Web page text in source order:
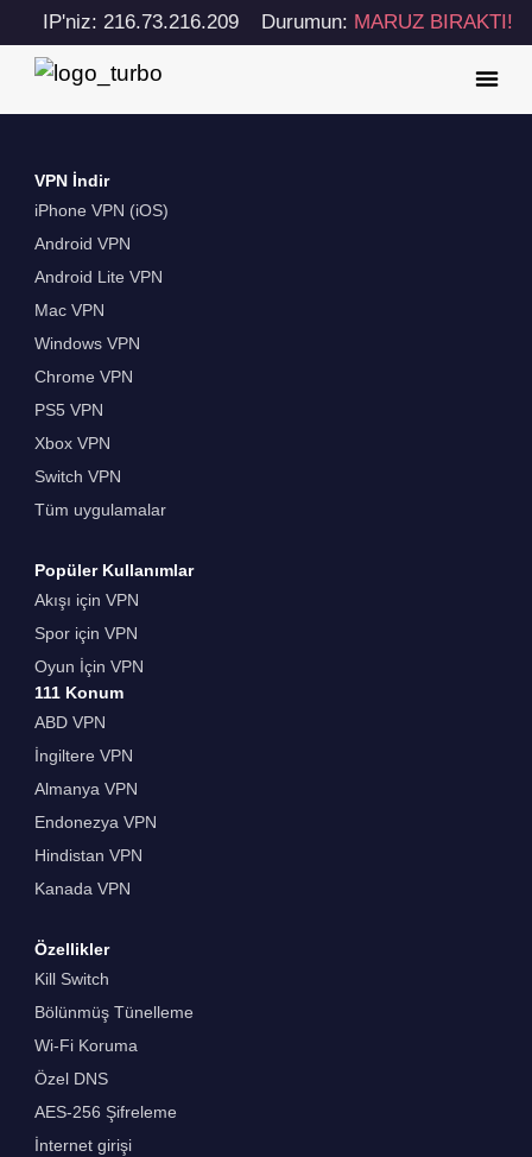
IP'niz: 216.73.216.209 Durumun: MARUZ BIRAKTI!
VPN İndir
iPhone VPN (iOS)
Android VPN
Android Lite VPN
Mac VPN
Windows VPN
Chrome VPN
PS5 VPN
Xbox VPN
Switch VPN
Tüm uygulamalar
Popüler Kullanımlar
Akışı için VPN
Spor için VPN
Oyun İçin VPN
111 Konum
ABD VPN
İngiltere VPN
Almanya VPN
Endonezya VPN
Hindistan VPN
Kanada VPN
Özellikler
Kill Switch
Bölünmüş Tünelleme
Wi-Fi Koruma
Özel DNS
AES-256 Şifreleme
İnternet girişi